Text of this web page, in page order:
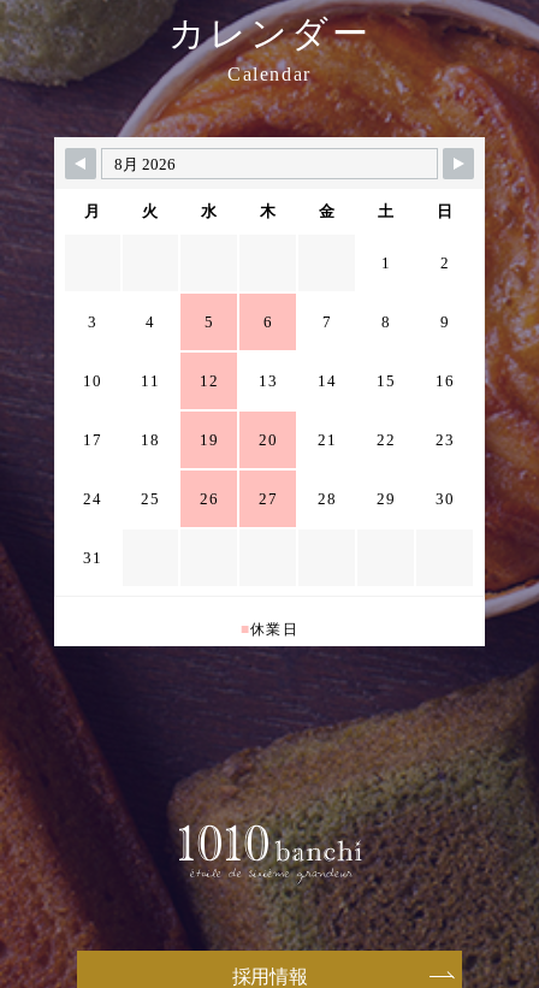
カレンダー
Calendar
月 火 水 木 金 土 日
1 2
3 4 5 6 7 8 9
10 11 12 13 14 15 16
17 18 19 20 21 22 23
24 25 26 27 28 29 30
31
■休業日
採用情報